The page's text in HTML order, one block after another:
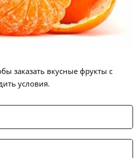
заказать вкусные фрукты с
условия.